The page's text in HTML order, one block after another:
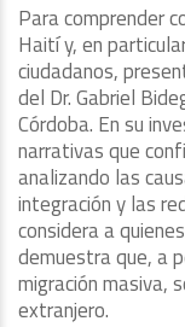
Para comprender
Haití y, en
ciudadanos,
del Dr. Gabriel
Córdoba. En su
narrativas que
analizando las
integración y las
considera a
demuestra que, a
migración masiva,
extranjero.